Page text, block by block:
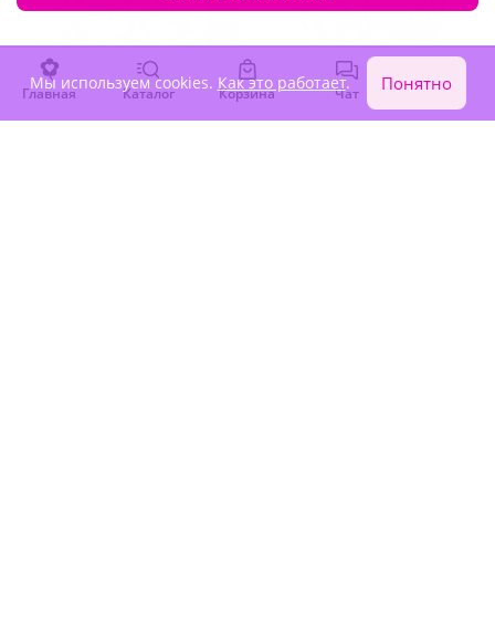
Главная Каталог Корзина Чат Войти
Мы используем cookies. Как это работает. Понятно